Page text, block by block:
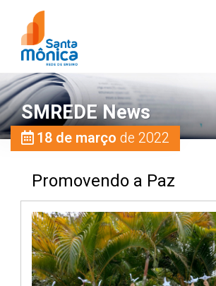
SMREDE News
18 de março de 2022
Promovendo a Paz